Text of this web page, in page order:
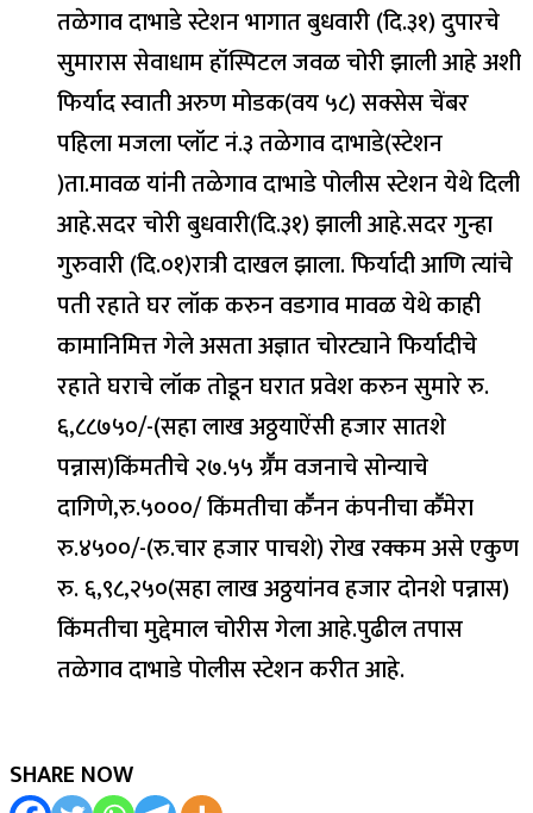
तळेगाव दाभाडे स्टेशन भागात बुधवारी (दि.३१) दुपारचे
सुमारास सेवाधाम हॉस्पिटल जवळ चोरी झाली आहे अशी
फिर्याद स्वाती अरुण मोडक(वय ५८) सक्सेस चेंबर
पहिला मजला प्लॉट नं.३ तळेगाव दाभाडे(स्टेशन
)ता.मावळ यांनी तळेगाव दाभाडे पोलीस स्टेशन येथे दिली
आहे.सदर चोरी बुधवारी(दि.३१) झाली आहे.सदर गुन्हा
गुरुवारी (दि.०१)रात्री दाखल झाला. फिर्यादी आणि त्यांचे
पती रहाते घर लॉक करुन वडगाव मावळ येथे काही
कामानिमित्त गेले असता अज्ञात चोरट्याने फिर्यादीचे
रहाते घराचे लॉक तोडून घरात प्रवेश करुन सुमारे रु.
६,८८७५०/-(सहा लाख अठ्ठयाऐंसी हजार सातशे
पन्नास)किंमतीचे २७.५५ ग्रॕम वजनाचे सोन्याचे
दागिणे,रु.५०००/ किंमतीचा कॕनन कंपनीचा कॕमेरा
रु.४५००/-(रु.चार हजार पाचशे) रोख रक्कम असे एकुण
रु. ६,९८,२५०(सहा लाख अठ्ठयांनव हजार दोनशे पन्नास)
किंमतीचा मुद्देमाल चोरीस गेला आहे.पुढील तपास
तळेगाव दाभाडे पोलीस स्टेशन करीत आहे.
SHARE NOW